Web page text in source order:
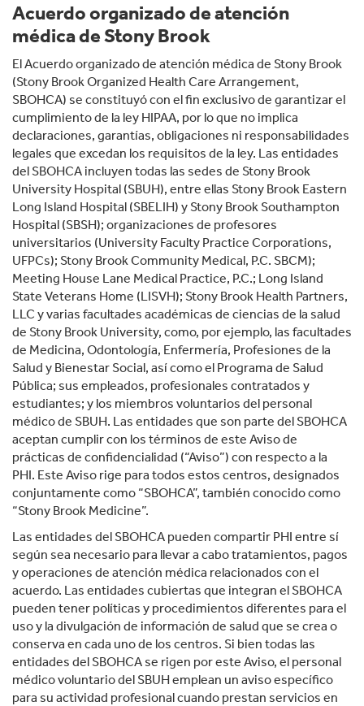
Acuerdo organizado de atención
médica de Stony Brook
El Acuerdo organizado de atención médica de Stony Brook
(Stony Brook Organized Health Care Arrangement,
SBOHCA) se constituyó con el fin exclusivo de garantizar el
cumplimiento de la ley HIPAA, por lo que no implica
declaraciones, garantías, obligaciones ni responsabilidades
legales que excedan los requisitos de la ley. Las entidades
del SBOHCA incluyen todas las sedes de Stony Brook
University Hospital (SBUH), entre ellas Stony Brook Eastern
Long Island Hospital (SBELIH) y Stony Brook Southampton
Hospital (SBSH); organizaciones de profesores
universitarios (University Faculty Practice Corporations,
UFPCs); Stony Brook Community Medical, P.C. SBCM);
Meeting House Lane Medical Practice, P.C.; Long Island
State Veterans Home (LISVH); Stony Brook Health Partners,
LLC y varias facultades académicas de ciencias de la salud
de Stony Brook University, como, por ejemplo, las facultades
de Medicina, Odontología, Enfermería, Profesiones de la
Salud y Bienestar Social, así como el Programa de Salud
Pública; sus empleados, profesionales contratados y
estudiantes; y los miembros voluntarios del personal
médico de SBUH. Las entidades que son parte del SBOHCA
aceptan cumplir con los términos de este Aviso de
prácticas de confidencialidad (“Aviso”) con respecto a la
PHI. Este Aviso rige para todos estos centros, designados
conjuntamente como “SBOHCA”, también conocido como
“Stony Brook Medicine”.
Las entidades del SBOHCA pueden compartir PHI entre sí
según sea necesario para llevar a cabo tratamientos, pagos
y operaciones de atención médica relacionados con el
acuerdo. Las entidades cubiertas que integran el SBOHCA
pueden tener políticas y procedimientos diferentes para el
uso y la divulgación de información de salud que se crea o
conserva en cada uno de los centros. Si bien todas las
entidades del SBOHCA se rigen por este Aviso, el personal
médico voluntario del SBUH emplean un aviso específico
para su actividad profesional cuando prestan servicios en